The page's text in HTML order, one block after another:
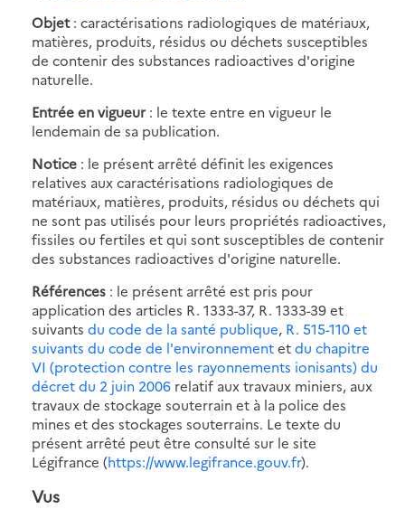
Objet: caractérisations radiologiques de matériaux,
matières, produits, résidus ou déchets susceptibles
de contenir des substances radioactives d'origine
naturelle.
Entrée en vigueur : le texte entre en vigueur le
lendemain de sa publication.
Notice : le présent arrêté définit les exigences
relatives aux caractérisations radiologiques de
matériaux, matières, produits, résidus ou déchets qui
ne sont pas utilisés pour leurs propriétés radioactives,
fissiles ou fertiles et qui sont susceptibles de contenir
des substances radioactives d'origine naturelle.
Références : le présent arrêté est pris pour
application des articles R. 1333-37, R. 1333-39 et
suivants du code de la santé publique, R. 515-110 et
suivants du code de l'environnementetdu chapitre
VI (protection contre les rayonnements ionisants) du
décret du 2 juin 2006 relatif aux travaux miniers, aux
travaux de stockage souterrain et à la police des
mines et des stockages souterrains. Le texte du
présent arrêté peut être consulté sur le site
Légifrance (https://www.legifrance.gouv.fr).
Vus